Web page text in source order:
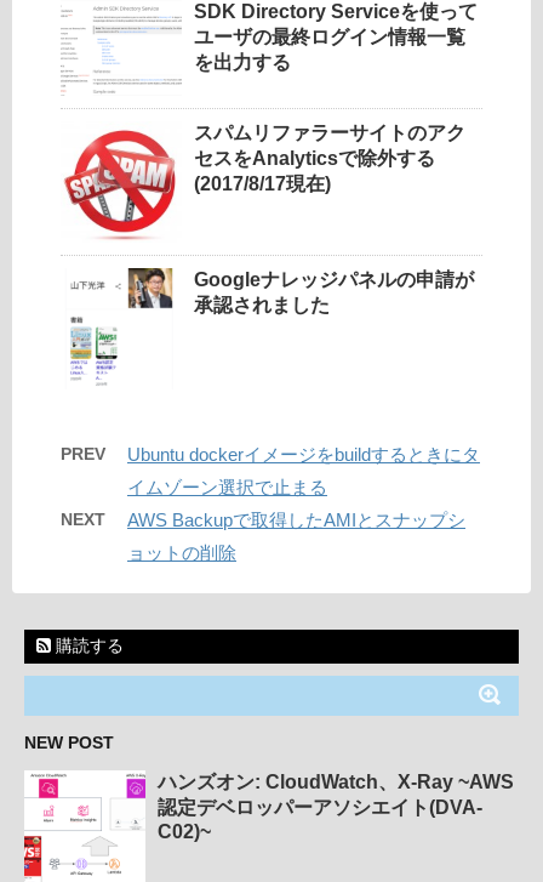
SDK Directory Serviceを使って
ユーザの最終ログイン情報一覧
を出力する
スパムリファラーサイトのアク
セスをAnalyticsで除外する
(2017/8/17現在)
Googleナレッジパネルの申請が
承認されました
PREV
Ubuntu dockerイメージをbuildするときにタ
イムゾーン選択で止まる
NEXT
AWS Backupで取得したAMIとスナップシ
ョットの削除
購読する
NEW POST
ハンズオン: CloudWatch、X-Ray ~AWS
認定デベロッパーアソシエイト(DVA-
C02)~